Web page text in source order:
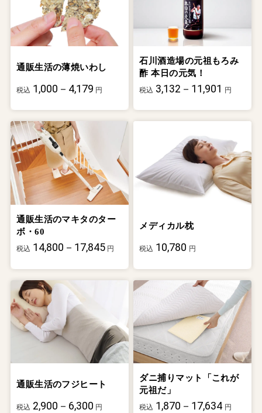
通販生活の薄焼いわし
税込 1,000－4,179 円
石川酒造場の元祖もろみ
酢 本日の元気！
税込 3,132－11,901 円
通販生活のマキタのター
ボ・60
税込 14,800－17,845 円
メディカル枕
税込 10,780 円
通販生活のフジヒート
税込 2,900－6,300 円
ダニ捕りマット「これが
元祖だ」
税込 1,870－17,634 円